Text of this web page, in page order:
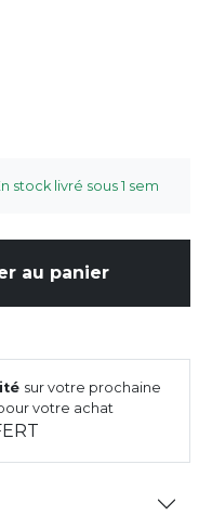
stock livré sous 1 sem
au panier
sur votre prochaine
votre achat